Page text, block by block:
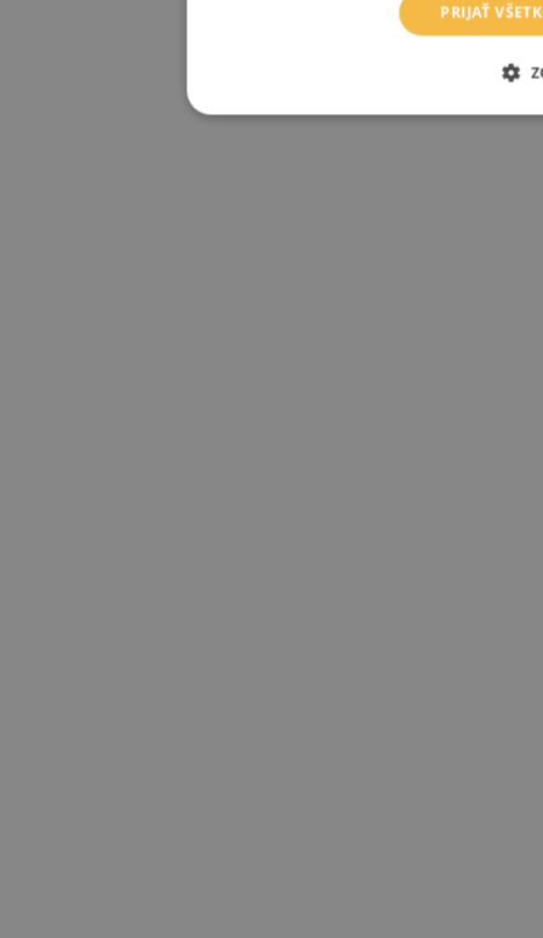
PRIJAŤ